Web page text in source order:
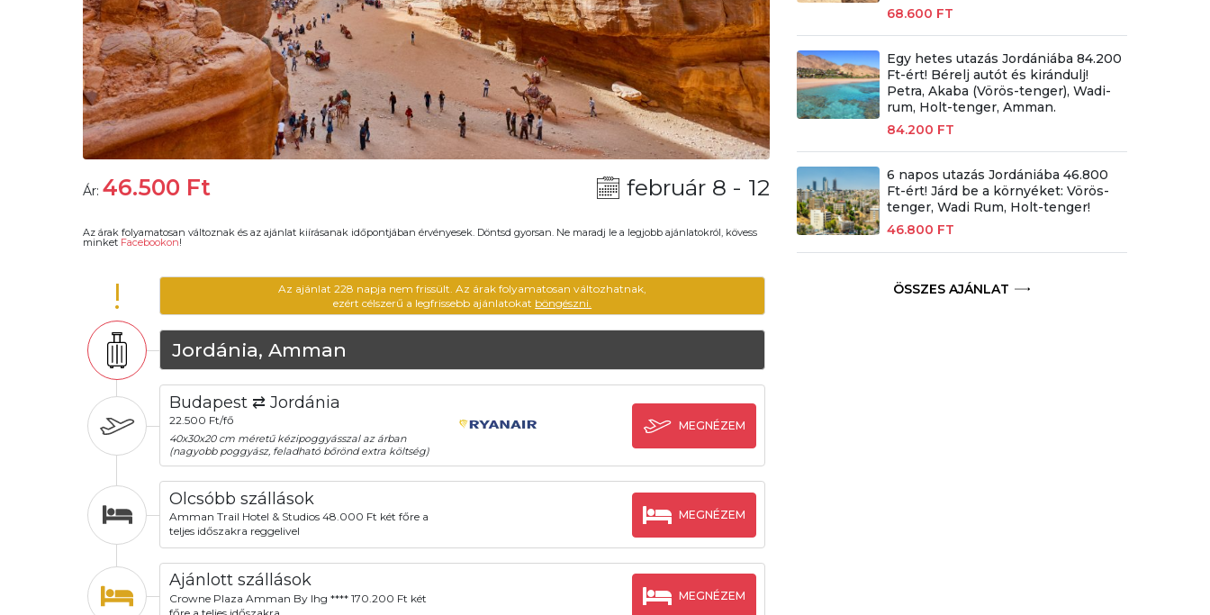
Ár: 46.500 Ft február 8 - 12
Az árak folyamatosan változnak és az ajánlat kiírásanak időpontjában érvényesek. Döntsd gyorsan. Ne maradj le a legjobb ajánlatokról, kövess
minket Facebookon!
!
Az ajánlat 228 napja nem frissült. Az árak folyamatosan változhatnak,
ezért célszerű a legfrissebb ajánlatokat böngészni.
Jordánia, Amman
Budapest ⇄ Jordánia
22.500 Ft/fő
40x30x20 cm méretű kézipoggyásszal az árban
(nagyobb poggyász, feladható bőrönd extra költség)
MEGNÉZEM
Olcsóbb szállások
Amman Trail Hotel & Studios 48.000 Ft két főre a
teljes időszakra reggelivel
MEGNÉZEM
Ajánlott szállások
Crowne Plaza Amman By Ihg **** 170.200 Ft két
MEGNÉZEM
68.600 FT
Egy hetes utazás Jordániába 84.200
Ft-ért! Bérelj autót és kirándulj!
Petra, Akaba (Vörös-tenger), Wadi-
rum, Holt-tenger, Amman.
84.200 FT
6 napos utazás Jordániába 46.800
Ft-ért! Járd be a környéket: Vörös-
tenger, Wadi Rum, Holt-tenger!
46.800 FT
ÖSSZES AJÁNLAT